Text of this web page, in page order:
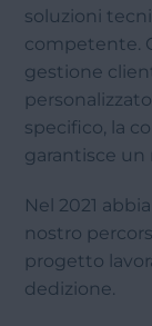
soluzioni
competente.
gestione
specifico, la
garantisce un
Nel 2021
nostro
progetto
dedizione.